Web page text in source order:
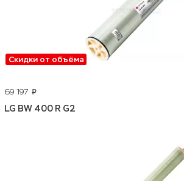
Скидки от объёма
69 197 p
LG BW 400 R G2